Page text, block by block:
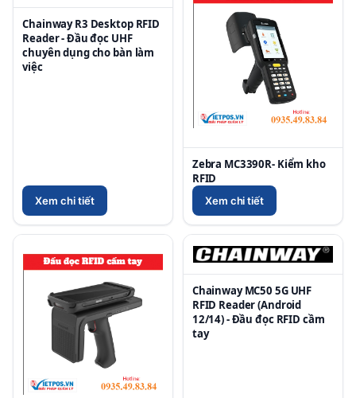
Chainway R3 Desktop RFID
Reader - Đầu đọc UHF
chuyên dụng cho bàn làm
việc
Xem chi tiết
Zebra MC3390R- Kiểm kho
RFID
Xem chi tiết
Chainway MC50 5G UHF
RFID Reader (Android
12/14) - Đầu đọc RFID cầm
tay